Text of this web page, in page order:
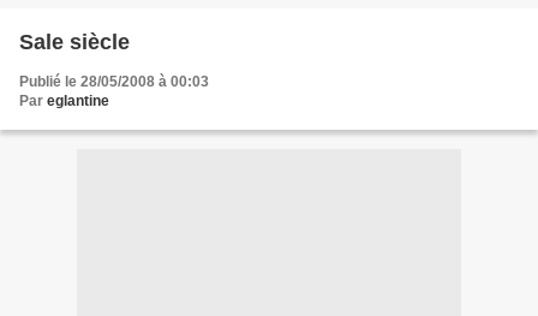
Sale siècle
Publié le 28/05/2008 à 00:03
Par eglantine